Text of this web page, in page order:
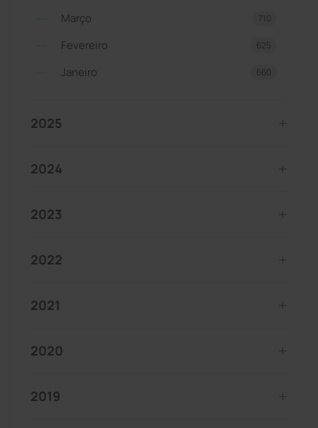
Março 710
Fevereiro 625
Janeiro 660
2025
2024
2023
2022
2021
2020
2019